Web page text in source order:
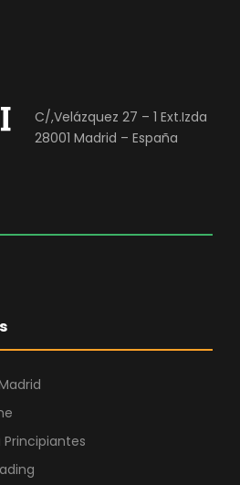
C/,Velázquez 27 – 1 Ext.Izda
28001 Madrid – España